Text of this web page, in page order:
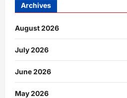
Archives
August 2026
July 2026
June 2026
May 2026